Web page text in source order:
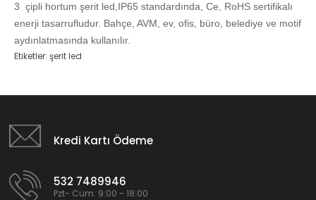
3 çipli hortum şerit led,IP65 standardında, Ce, RoHS sertifikalı
enerji tasarrufludur. Bahçe, AVM, ev, ofis, büro, belediye ve motif
aydınlatmasında kullanılır.
Etiketler: şerit led
Kredi Kartı Ödeme
532 7489946
Pzt- Cum: 9:00 - 18:00